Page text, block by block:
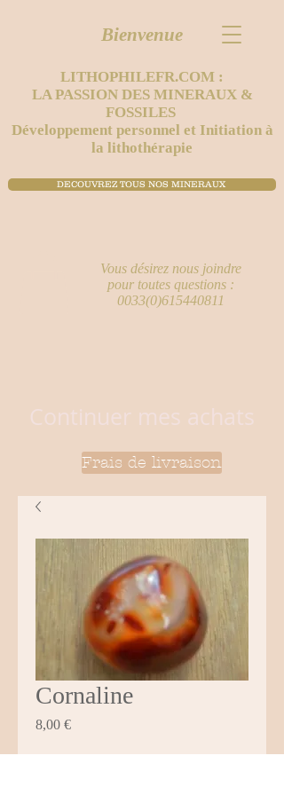
Vous désirez nous joindre
pour toutes questions :
0033(0)615440811
Bienvenue
LITHOPHILEFR.COM :
LA PASSION DES MINERAUX &
FOSSILES
Développement personnel et Initiation à
la lithothérapie
DECOUVREZ TOUS NOS MINERAUX ​
Continuer mes achats
Frais de livraison
Cornaline
8,00 €Prix